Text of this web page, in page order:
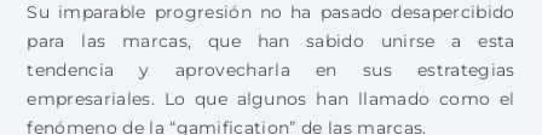
Su imparable progresión no ha pasado desapercibido
para las marcas, que han sabido unirse a esta
tendencia y aprovecharla en sus estrategias
empresariales. Lo que algunos han llamado como el
fenómeno de la “gamification” de las marcas.